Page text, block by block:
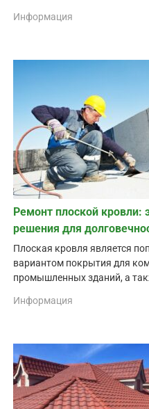
Информация
Ремонт плоской
решения для
Плоская кровля является
вариантом покрытия для
промышленных зданий, а
Информация